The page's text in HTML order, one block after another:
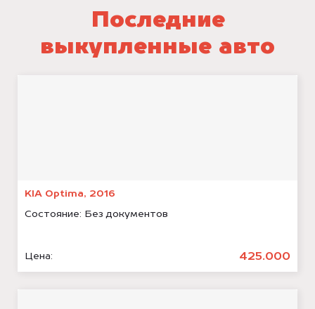
Последние
выкупленные авто
KIA Optima, 2016
Состояние: Без документов
Цена: 425.000